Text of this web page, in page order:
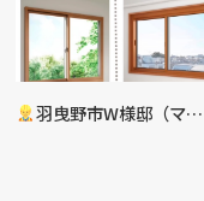
羽曳野市W様邸（マン